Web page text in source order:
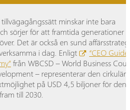
minskar inte bara
sörjer för att framtida generationer
Det är också en sund affärsstrategi
i dag. Enligt
“CEO
från WBCSD – World Business
– representerar den cirkulära
på USD 4,5 biljoner för den
till 2030.